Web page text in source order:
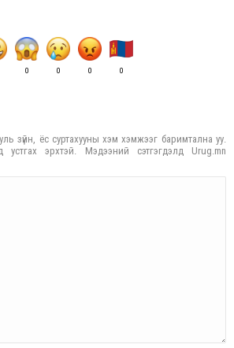
0 0 0 0
зүйн, ёс суртахууны хэм хэмжээг баримтална уу.
устгах эрхтэй. Мэдээний сэтгэгдэлд Urug.mn